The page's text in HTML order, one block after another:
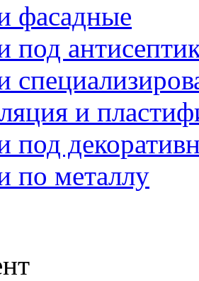
фасадные
под
и
под
по металлу